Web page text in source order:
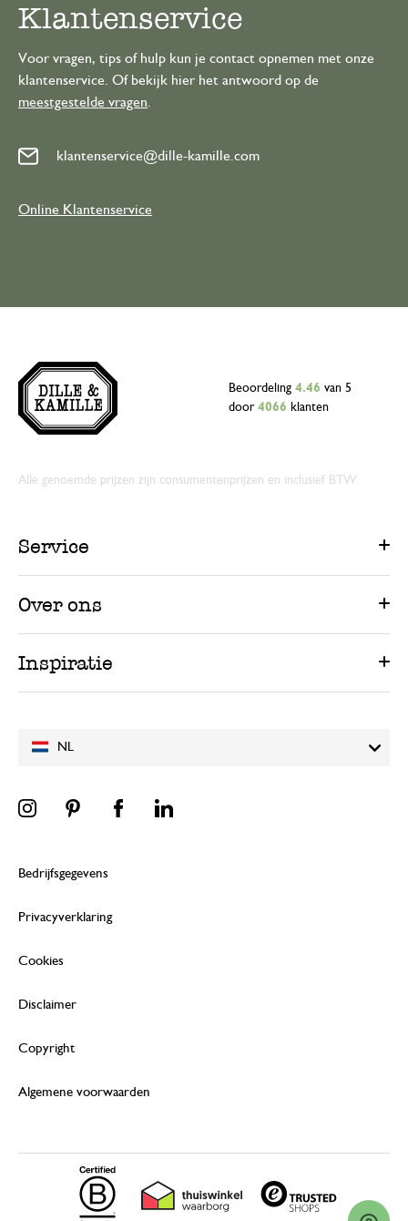
Klantenservice
Voor vragen, tips of hulp kun je contact opnemen met onze
klantenservice. Of bekijk hier het antwoord op de
meestgestelde vragen
klantenservice@dille-kamille.com
Online Klantenservice
NL
Beoordeling 4.46 van 5
door 4066 klanten
Alle genoemde prijzen zijn consumentenprijzen en inclusief BTW.
Service
Over ons
Inspiratie
Bedrijfsgegevens
Privacyverklaring
Cookies
Disclaimer
Copyright
Algemene voorwaarden